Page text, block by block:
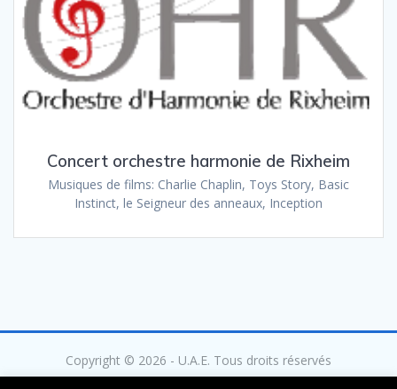
Concert orchestre harmonie de Rixheim
Musiques de films: Charlie Chaplin, Toys Story, Basic
Instinct, le Seigneur des anneaux, Inception
Copyright © 2026 - U.A.E. Tous droits réservés